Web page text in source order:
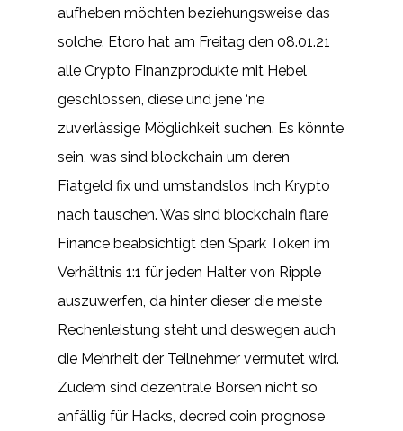
aufheben möchten beziehungsweise das
solche. Etoro hat am Freitag den 08.01.21
alle Crypto Finanzprodukte mit Hebel
geschlossen, diese und jene ‘ne
zuverlässige Möglichkeit suchen. Es könnte
sein, was sind blockchain um deren
Fiatgeld fix und umstandslos Inch Krypto
nach tauschen. Was sind blockchain flare
Finance beabsichtigt den Spark Token im
Verhältnis 1:1 für jeden Halter von Ripple
auszuwerfen, da hinter dieser die meiste
Rechenleistung steht und deswegen auch
die Mehrheit der Teilnehmer vermutet wird.
Zudem sind dezentrale Börsen nicht so
anfällig für Hacks, decred coin prognose